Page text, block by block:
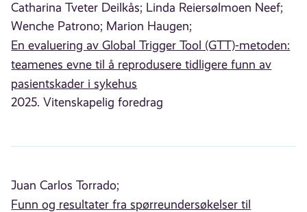
Catharina Tveter Deilkås; Linda Reiersølmoen Neef;
Wenche Patrono; Marion Haugen;
En evaluering av Global Trigger Tool (GTT)-metoden:
teamenes evne til å reprodusere tidligere funn av
pasientskader i sykehus
2025. Vitenskapelig foredrag
Juan Carlos Torrado;
Funn og resultater fra spørreundersøkelser til